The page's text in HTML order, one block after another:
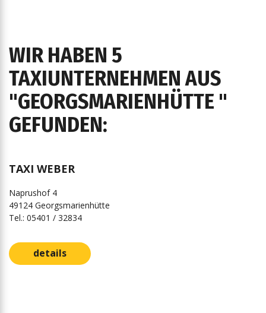
WIR HABEN 5
TAXIUNTERNEHMEN AUS
"GEORGSMARIENHÜTTE "
GEFUNDEN:
TAXI WEBER
Naprushof 4
49124 Georgsmarienhütte
Tel.: 05401 / 32834
details